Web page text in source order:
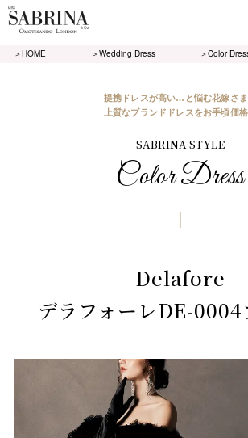
＞HOME ＞Wedding Dress ＞Color
提携ドレスが高い…と悩む花嫁さ
上質なブランドドレスをお手頃価
SABRINA STYLE
Color Dress
Delafore
デラフォーレDE-0004